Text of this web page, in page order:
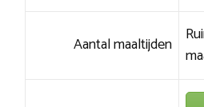
Aantal maaltijden